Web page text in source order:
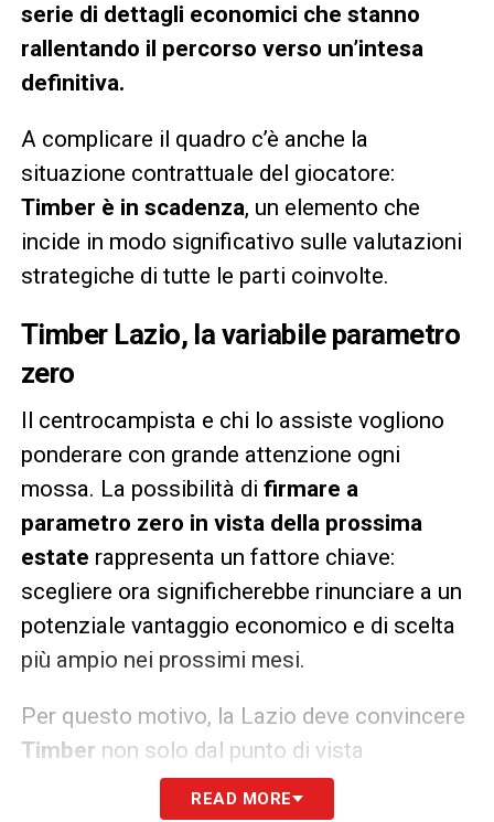
serie di dettagli economici che stanno
rallentando il percorso verso un’intesa
definitiva.
A complicare il quadro c’è anche la
situazione contrattuale del giocatore:
Timber è in scadenza, un elemento che
incide in modo significativo sulle valutazioni
strategiche di tutte le parti coinvolte.
Timber Lazio, la variabile parametro
zero
Il centrocampista e chi lo assiste vogliono
ponderare con grande attenzione ogni
mossa. La possibilità di firmare a
parametro zero in vista della prossima
estate rappresenta un fattore chiave:
scegliere ora significherebbe rinunciare a un
potenziale vantaggio economico e di scelta
più ampio nei prossimi mesi.
Per questo motivo, la Lazio deve convincere
Timber non solo dal punto di vista
economico, ma anche progettuale,
READ MORE